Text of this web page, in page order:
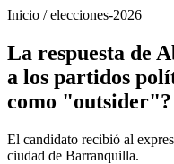
Inicio /elecciones-2026
La respuesta de
a los partidos
como "outsider"?
El candidato recibió al
ciudad de Barranquilla.